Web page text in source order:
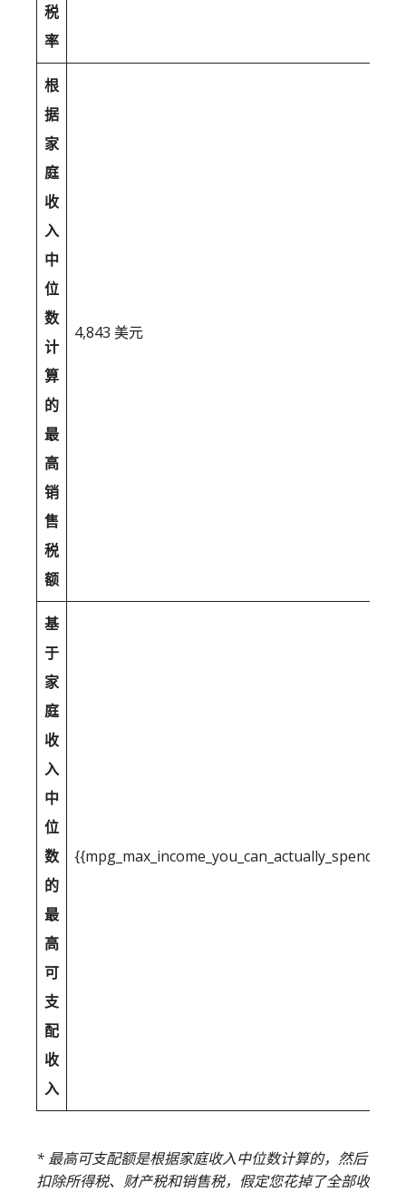
税
率
根
据
家
庭
收
入
中
位
数
计
算
的
最
高
销
售
税
额
4,843 美元
基
于
家
庭
收
入
中
位
数
的
最
高
可
支
配
收
入
* 最高可支配额是根据家庭收入中位数计算的，然后
扣除所得税、财产税和销售税，假定您花掉了全部收